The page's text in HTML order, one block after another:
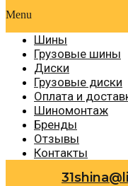
Menu
Шины
Грузовые шины
Диски
Грузовые диски
Оплата и
Шиномонтаж
Бренды
Отзывы
Контакты